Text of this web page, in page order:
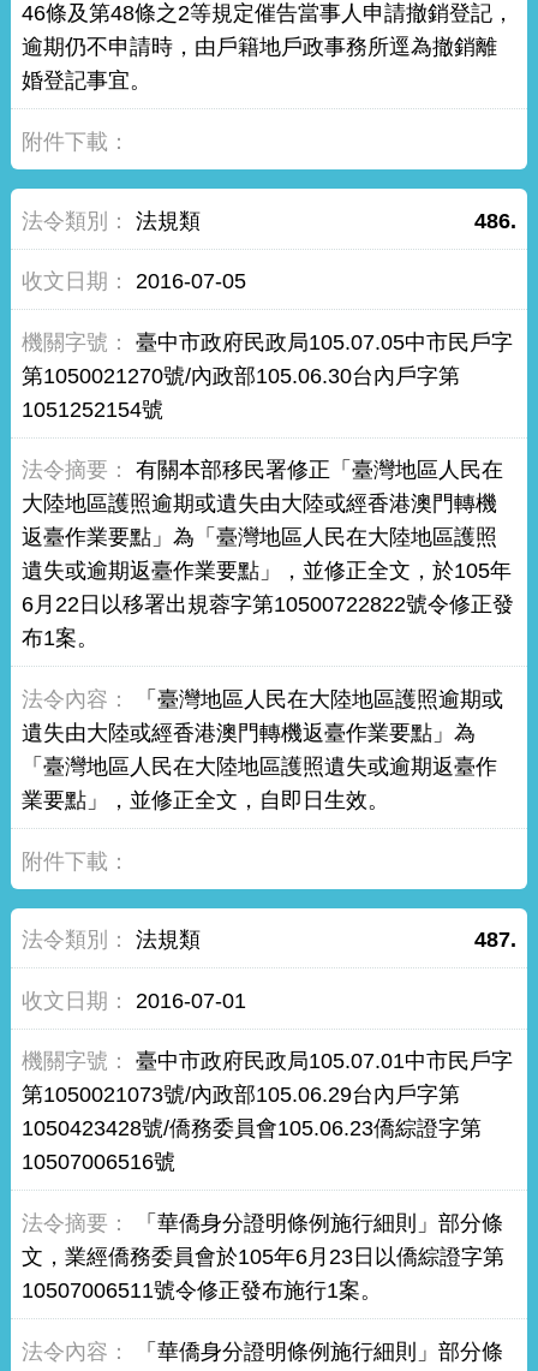
46條及第48條之2等規定催告當事人申請撤銷登記，
逾期仍不申請時，由戶籍地戶政事務所逕為撤銷離
婚登記事宜。
486.
法規類
2016-07-05
臺中市政府民政局105.07.05中市民戶字
第1050021270號/內政部105.06.30台內戶字第
1051252154號
有關本部移民署修正「臺灣地區人民在
大陸地區護照逾期或遺失由大陸或經香港澳門轉機
返臺作業要點」為「臺灣地區人民在大陸地區護照
遺失或逾期返臺作業要點」，並修正全文，於105年
6月22日以移署出規蓉字第10500722822號令修正發
布1案。
「臺灣地區人民在大陸地區護照逾期或
遺失由大陸或經香港澳門轉機返臺作業要點」為
「臺灣地區人民在大陸地區護照遺失或逾期返臺作
業要點」，並修正全文，自即日生效。
487.
法規類
2016-07-01
臺中市政府民政局105.07.01中市民戶字
第1050021073號/內政部105.06.29台內戶字第
1050423428號/僑務委員會105.06.23僑綜證字第
10507006516號
「華僑身分證明條例施行細則」部分條
文，業經僑務委員會於105年6月23日以僑綜證字第
10507006511號令修正發布施行1案。
「華僑身分證明條例施行細則」部分條